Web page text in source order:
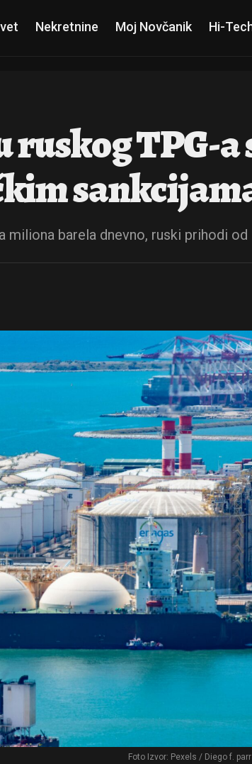
Nekretnine Moj Novčanik Hi-
TPG-
miliona barela dnevno, ruski prihodi
Foto Izvor: Pexels / Diego f.